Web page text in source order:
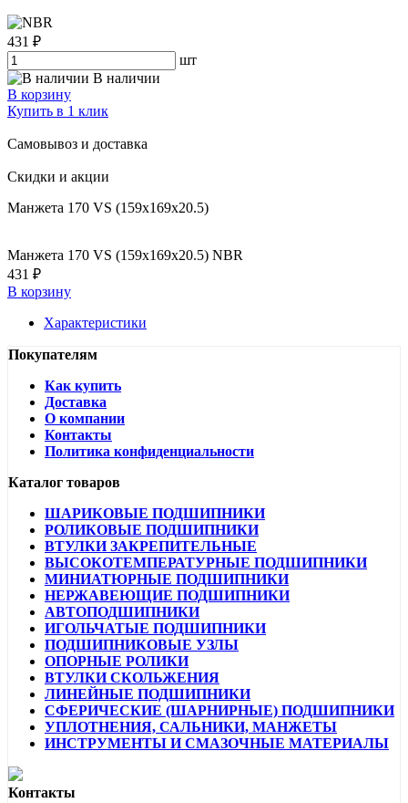
431 ₽
шт
В наличии
В корзину
Купить в 1 клик
Самовывоз и доставка
Скидки и акции
Манжета 170 VS (159x169x20.5)
Манжета 170 VS (159x169x20.5) NBR
431 ₽
В корзину
Характеристики
Покупателям
Как купить
Доставка
О компании
Контакты
Политика конфиденциальности
Каталог товаров
ШАРИКОВЫЕ ПОДШИПНИКИ
РОЛИКОВЫЕ ПОДШИПНИКИ
ВТУЛКИ ЗАКРЕПИТЕЛЬНЫЕ
ВЫСОКОТЕМПЕРАТУРНЫЕ ПОДШИПНИКИ
МИНИАТЮРНЫЕ ПОДШИПНИКИ
НЕРЖАВЕЮЩИЕ ПОДШИПНИКИ
АВТОПОДШИПНИКИ
ИГОЛЬЧАТЫЕ ПОДШИПНИКИ
ПОДШИПНИКОВЫЕ УЗЛЫ
ОПОРНЫЕ РОЛИКИ
ВТУЛКИ СКОЛЬЖЕНИЯ
ЛИНЕЙНЫЕ ПОДШИПНИКИ
СФЕРИЧЕСКИЕ (ШАРНИРНЫЕ) ПОДШИПНИКИ
УПЛОТНЕНИЯ, САЛЬНИКИ, МАНЖЕТЫ
ИНСТРУМЕНТЫ И СМАЗОЧНЫЕ МАТЕРИАЛЫ
Контакты